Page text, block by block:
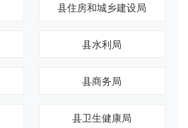
县住房和城乡建设局
县水利局
县商务局
县卫生健康局